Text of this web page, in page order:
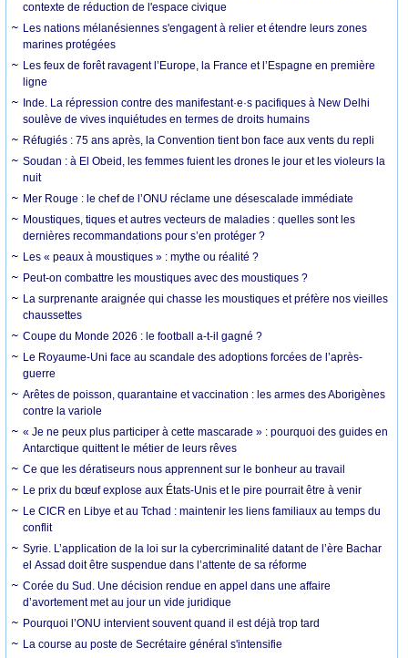
contexte de réduction de l'espace civique
Les nations mélanésiennes s'engagent à relier et étendre leurs zones
marines protégées
Les feux de forêt ravagent l’Europe, la France et l’Espagne en première
ligne
Inde. La répression contre des manifestant·e·s pacifiques à New Delhi
soulève de vives inquiétudes en termes de droits humains
Réfugiés : 75 ans après, la Convention tient bon face aux vents du repli
Soudan : à El Obeid, les femmes fuient les drones le jour et les violeurs la
nuit
Mer Rouge : le chef de l’ONU réclame une désescalade immédiate
Moustiques, tiques et autres vecteurs de maladies : quelles sont les
dernières recommandations pour s’en protéger ?
Les « peaux à moustiques » : mythe ou réalité ?
Peut-on combattre les moustiques avec des moustiques ?
La surprenante araignée qui chasse les moustiques et préfère nos vieilles
chaussettes
Coupe du Monde 2026 : le football a-t-il gagné ?
Le Royaume-Uni face au scandale des adoptions forcées de l’après-
guerre
Arêtes de poisson, quarantaine et vaccination : les armes des Aborigènes
contre la variole
« Je ne peux plus participer à cette mascarade » : pourquoi des guides en
Antarctique quittent le métier de leurs rêves
Ce que les dératiseurs nous apprennent sur le bonheur au travail
Le prix du bœuf explose aux États-Unis et le pire pourrait être à venir
Le CICR en Libye et au Tchad : maintenir les liens familiaux au temps du
conflit
Syrie. L’application de la loi sur la cybercriminalité datant de l’ère Bachar
el Assad doit être suspendue dans l’attente de sa réforme
Corée du Sud. Une décision rendue en appel dans une affaire
d’avortement met au jour un vide juridique
Pourquoi l’ONU intervient souvent quand il est déjà trop tard
La course au poste de Secrétaire général s'intensifie